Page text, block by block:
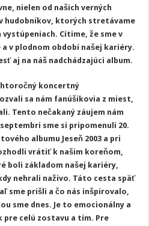
nielen od našich verných
hudobníkov, ktorých stretávame
vystúpeniach. Cítime, že sme v
v plodnom období našej kariéry.
aj na náš nadchádzajúci album.
koncertný
sa nám fanúšikovia z miest,
Tento nečakaný záujem nám
sme si pripomenuli 20.
albumu Jeseň 2003 a pri
vrátiť k našim koreňom,
boli základom našej kariéry,
nehrali naživo. Táto cesta späť
sme prišli a čo nás inšpirovalo,
sme dnes. Je to emocionálny a
celú zostavu a tím. Pre